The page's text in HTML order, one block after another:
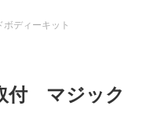
ディーキット
マジック